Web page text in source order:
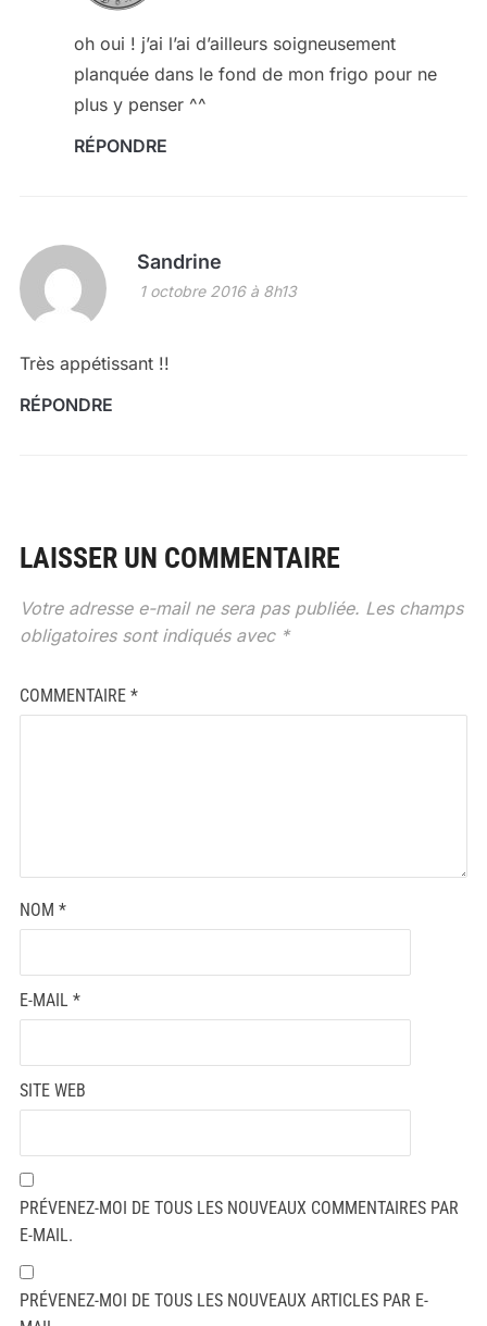
oh oui ! j’ai l’ai d’ailleurs soigneusement
planquée dans le fond de mon frigo pour ne
plus y penser ^^
RÉPONDRE
Sandrine
1 octobre 2016 à 8h13
Très appétissant !!
RÉPONDRE
LAISSER UN COMMENTAIRE
Votre adresse e-mail ne sera pas publiée. Les champs
obligatoires sont indiqués avec *
COMMENTAIRE *
NOM *
E-MAIL *
SITE WEB
PRÉVENEZ-MOI DE TOUS LES NOUVEAUX COMMENTAIRES PAR
E-MAIL.
PRÉVENEZ-MOI DE TOUS LES NOUVEAUX ARTICLES PAR E-